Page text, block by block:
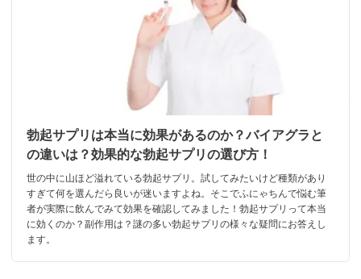
勃起サプリは本当に効果があるのか？バイアグラと
の違いは？効果的な勃起サプリの選び方！
世の中に山ほど溢れている勃起サプリ。試してみたいけど種類があり
すぎて何を選んだら良いが迷いますよね。そこでふにゃちんで悩む筆
者が実際に飲んでみて効果を確認してみました！勃起サプリって本当
に効くのか？副作用は？謎の多い勃起サプリの様々な疑問にお答えし
ます。